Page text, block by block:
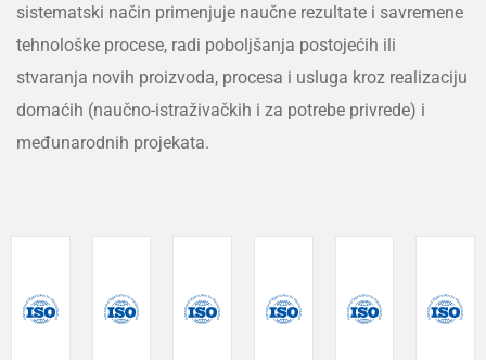
sistematski način primenjuje naučne rezultate i savremene
tehnološke procese, radi poboljšanja postojećih ili
stvaranja novih proizvoda, procesa i usluga kroz realizaciju
domaćih (naučno-istraživačkih i za potrebe privrede) i
međunarodnih projekata.